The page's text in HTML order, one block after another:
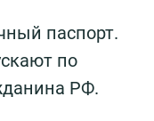
паспорт.
по
РФ.